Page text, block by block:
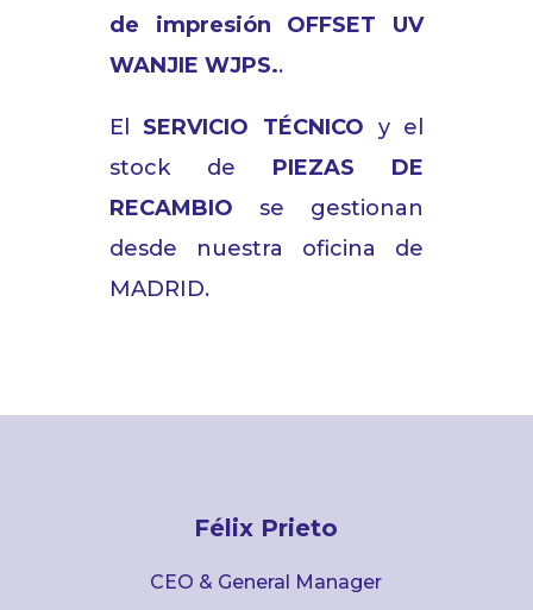
de impresión OFFSET UV
WANJIE WJPS..
El SERVICIO TÉCNICO y el
stock de PIEZAS DE
RECAMBIO se gestionan
desde nuestra oficina de
MADRID.
Félix Prieto
CEO & General Manager